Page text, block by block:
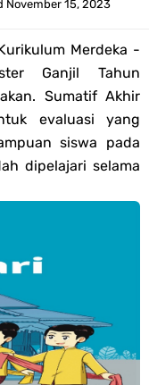
MI Tahun 2026
GTK Madrasah
Guru Madrasah
Merdeka Tahun 2026
2026 Lengkap
Tahun 2026
November 15, 2023
Merdeka -
Ganjil Tahun
Sumatif Akhir
evaluasi yang
siswa pada
dipelajari selama